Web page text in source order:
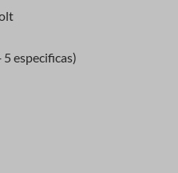
especificas)